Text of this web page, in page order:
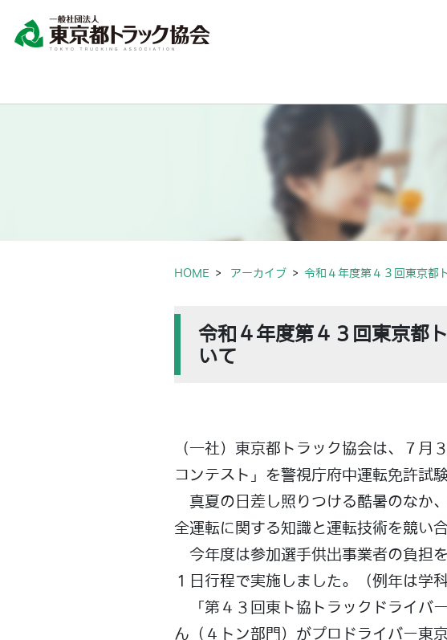
HOME アーカイブ 令和４年度第４３回東京都
令和４年度第４３回東京都
いて
（一社）東京都トラック協会は、７月
コンテスト」を警視庁府中運転免許試
真夏の日差し照りつける酷暑のなか
全運転に関する知識と運転技術を競い合
今年度は参加選手供出事業者の負担
１日行程で実施しました。（例年は学
「第４３回東ト協トラックドライバ
ん（４トン部門）がプロドライバー東